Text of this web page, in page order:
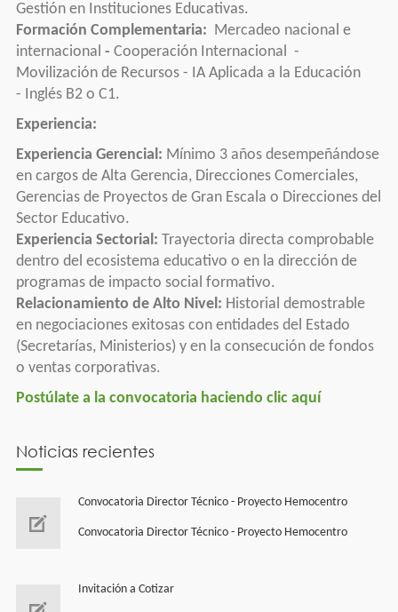
Gestión en Instituciones Educativas.
Formación Complementaria: Mercadeo nacional e
internacional - Cooperación Internacional -
Movilización de Recursos - IA Aplicada a la Educación
- Inglés B2 o C1.
Experiencia:
Experiencia Gerencial: Mínimo 3 años desempeñándose
en cargos de Alta Gerencia, Direcciones Comerciales,
Gerencias de Proyectos de Gran Escala o Direcciones del
Sector Educativo.
Experiencia Sectorial: Trayectoria directa comprobable
dentro del ecosistema educativo o en la dirección de
programas de impacto social formativo.
Relacionamiento de Alto Nivel: Historial demostrable
en negociaciones exitosas con entidades del Estado
(Secretarías, Ministerios) y en la consecución de fondos
o ventas corporativas.
Postúlate a la convocatoria haciendo clic aquí
Noticias recientes
Convocatoria Director Técnico - Proyecto Hemocentro
Convocatoria Director Técnico - Proyecto Hemocentro
Invitación a Cotizar